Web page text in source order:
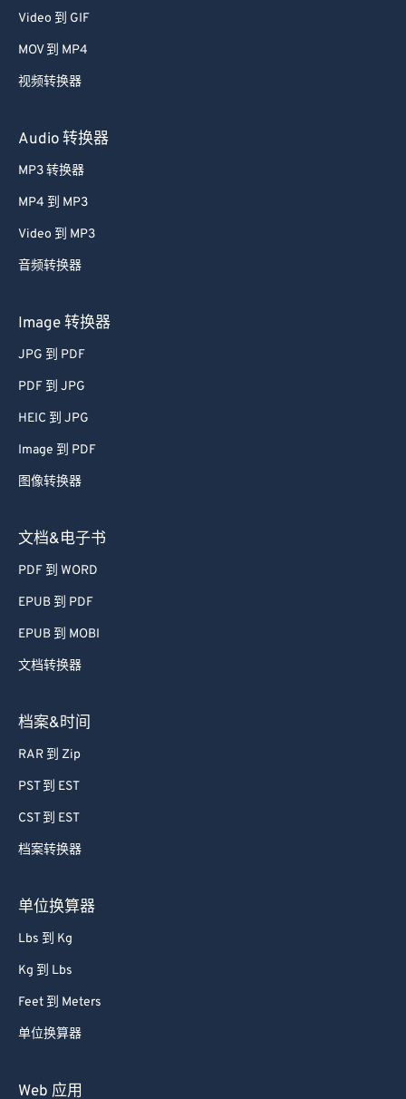
Video 到 GIF
MOV 到 MP4
视频转换器
Audio 转换器
MP3 转换器
MP4 到 MP3
Video 到 MP3
音频转换器
Image 转换器
JPG 到 PDF
PDF 到 JPG
HEIC 到 JPG
Image 到 PDF
图像转换器
文档&电子书
PDF 到 WORD
EPUB 到 PDF
EPUB 到 MOBI
文档转换器
档案&时间
RAR 到 Zip
PST 到 EST
CST 到 EST
档案转换器
单位换算器
Lbs 到 Kg
Kg 到 Lbs
Feet 到 Meters
单位换算器
Web 应用